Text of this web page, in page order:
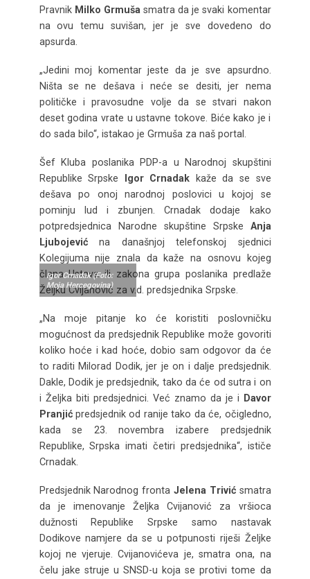
Pravnik Milko Grmušasmatra da je svaki komentar
na ovu temu suvišan, jer je sve dovedeno do
apsurda.
„Jedini moj komentar jeste da je sve apsurdno.
Ništa se ne dešava i neće se desiti, jer nema
političke i pravosudne volje da se stvari nakon
deset godina vrate u ustavne tokove. Biće kako je i
do sada bilo“, istakao je Grmuša za naš portal.
Šef Kluba poslanika PDP-a u Narodnoj skupštini
Republike Srpske
Igor Crnadak kaže da se sve
dešava po onoj narodnoj poslovici u kojoj se
pominju lud i zbunjen. Crnadak dodaje kako
potpredsjednica Narodne skupštine Srpske Anja
Ljubojevićna današnjoj telefonskoj sjednici
Kolegijuma nije znala da kaže na osnovu kojeg
člana Ustava ili zakona grupa poslanika predlaže
Željku Cvijanović za v.d. predsjednika Srpske.
Igor Crnadak (Foto:
Moja Hercegovina)
„Na moje pitanje ko će koristiti poslovničku
mogućnost da predsjednik Republike može govoriti
koliko hoće i kad hoće, dobio sam odgovor da će
to raditi Milorad Dodik, jer je on i dalje predsjednik.
Dakle, Dodik je predsjednik, tako da će od sutra i on
i Željka biti predsjednici. Već znamo da je i
Davor
Pranjićpredsjednik od ranije tako da će, očigledno,
kada se 23. novembra izabere predsjednik
Republike, Srpska imati četiri predsjednika“, ističe
Crnadak.
Predsjednik Narodnog fronta Jelena Trivićsmatra
da je imenovanje Željka Cvijanović za vršioca
dužnosti Republike Srpske samo nastavak
Dodikove namjere da se u potpunosti riješi Željke
kojoj ne vjeruje. Cvijanovićeva je, smatra ona, na
čelu jake struje u SNSD-u koja se protivi tome da